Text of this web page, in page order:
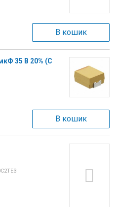
В кошик
35 В 20% (C
В кошик